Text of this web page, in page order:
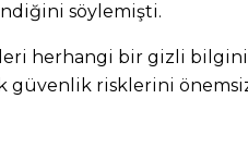
söylemişti.
herhangi bir gizli
güvenlik risklerini